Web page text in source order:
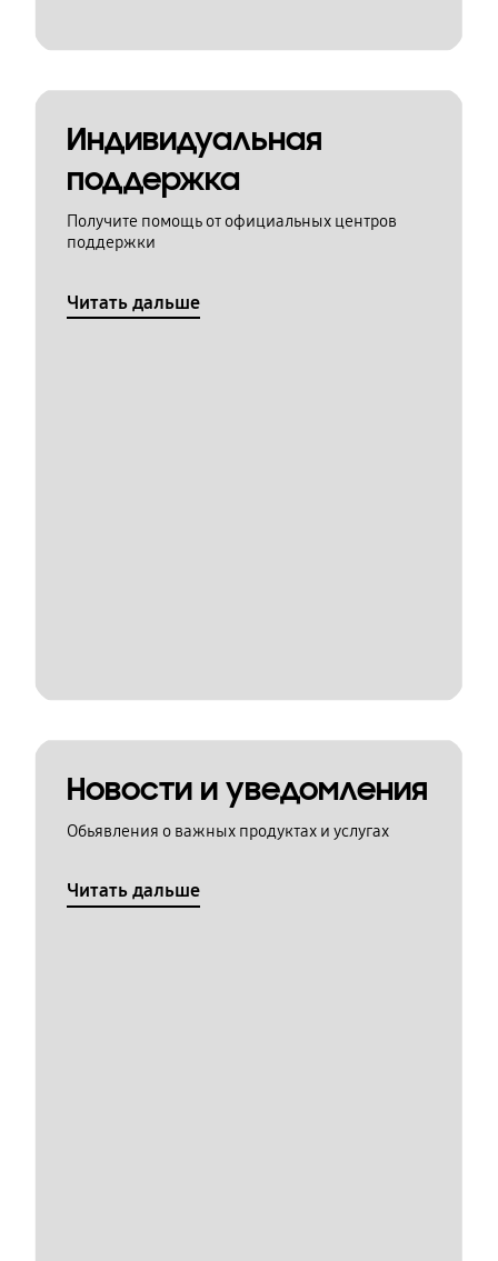
Индивидуальная
поддержка
Получите помощь от официальных центров
поддержки
Читать дальше
Новости и уведомления
Обьявления о важных продуктах и услугах
Читать дальше